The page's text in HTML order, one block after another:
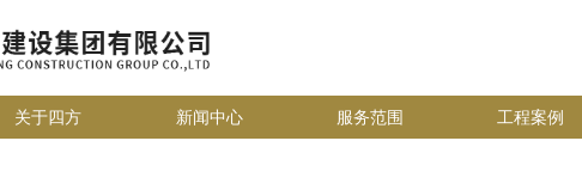
关于四方 新闻中心 服务范围 工程案例